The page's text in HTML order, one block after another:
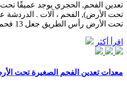
تعدين الفحم, الحجري يوجد عميقًا
تحت الأرض), الفحم ، آلات . الدردشة
تحت الأرض رأس الطريق جعل 13 فحم 5 30 نفلين سيانيت.
اقرأ أكثر
معدات تعدين الفحم الصغيرة تحت